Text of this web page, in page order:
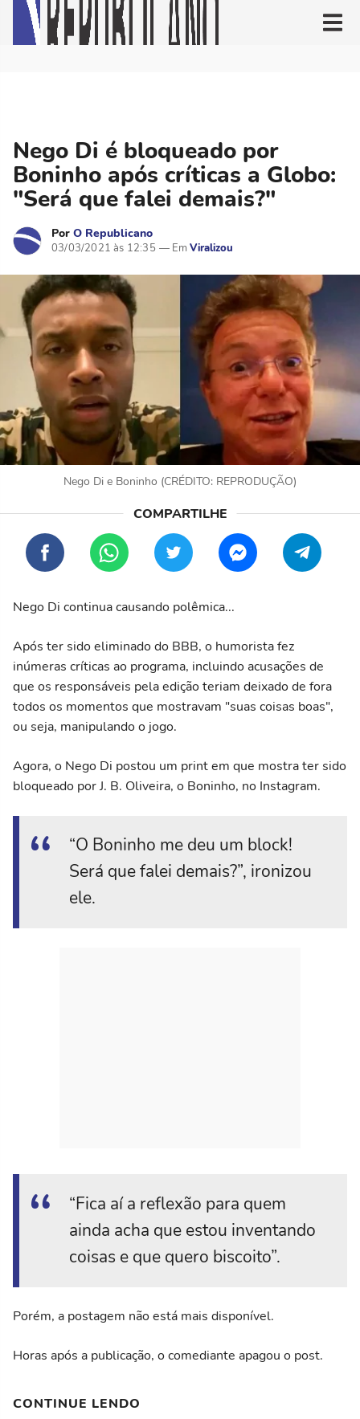
Nego Di é bloqueado por
Boninho após críticas a Globo:
"Será que falei demais?"
Por O Republicano
03/03/2021 às 12:35 Viralizou
Nego Di e Boninho (CRÉDITO: REPRODUÇÃO)
Nego Di continua causando polêmica...
Após ter sido eliminado do BBB, o humorista fez
inúmeras críticas ao programa, incluindo acusações de
que os responsáveis pela edição teriam deixado de fora
todos os momentos que mostravam "suas coisas boas",
ou seja, manipulando o jogo.
Agora, o Nego Di postou um print em que mostra ter sido
bloqueado por J. B. Oliveira, o Boninho, no Instagram.
“O Boninho me deu um block!
Será que falei demais?”, ironizou
ele.
“Fica aí a reflexão para quem
ainda acha que estou inventando
coisas e que quero biscoito”.
Porém, a postagem não está mais disponível.
Horas após a publicação, o comediante apagou o post.
CONTINUE LENDO